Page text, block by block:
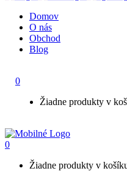
Domov
O nás
Obchod
Blog
0
Žiadne produkty v
0
Žiadne produkty v